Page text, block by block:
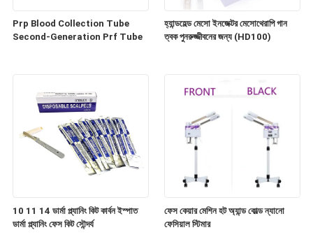
Prp Blood Collection Tube
Second-Generation Prf Tube
হ্যান্ডহেল্ড মেসো ইনজেক্টর মেসোথেরাপি গান
ত্বক পুনরুজ্জীবনের জন্য (HD100)
10 11 14 ডার্মা প্ল্যানিং কিট কার্বন ইস্পাত
ডার্মা প্ল্যানিং ফেস কিট সৌন্দর্য
ফেস কেয়ার মেশিন হট অ্যান্ড কোল্ড ন্যানো
ফেসিয়াল স্টিমার